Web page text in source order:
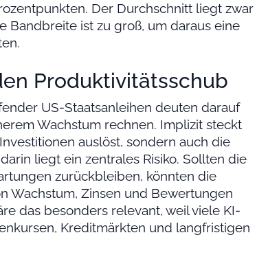
Der Durchschnitt liegt zwar
Bandbreite ist zu groß, um daraus eine
Produktivitätsschub
US-Staatsanleihen deuten darauf
Wachstum rechnen. Implizit steckt
auslöst, sondern auch die
liegt ein zentrales Risiko. Sollten die
zurückbleiben, könnten die
Wachstum, Zinsen und Bewertungen
das besonders relevant, weil viele KI-
Kreditmärkten und langfristigen